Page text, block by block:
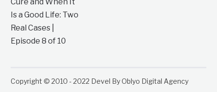
Copyright © 2010 - 2022 Devel By Oblyo Digital Agency